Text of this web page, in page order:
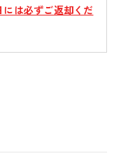
は必ずご返却くだ